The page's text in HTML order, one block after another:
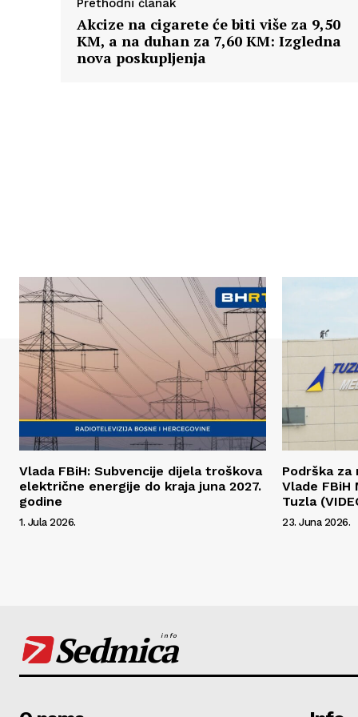
Prethodni članak
Akcize na cigarete će biti više za 9,50
KM, a na duhan za 7,60 KM: Izgledna
nova poskupljenja
Vlada FBiH: Subvencije dijela troškova
električne energije do kraja juna 2027.
godine
1. Jula 2026.
Podrška za
Vlade FBiH
Tuzla
23. Juna 2026.
Sedmica
info